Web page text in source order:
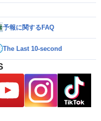
予報に関するFAQ
The Last 10-second